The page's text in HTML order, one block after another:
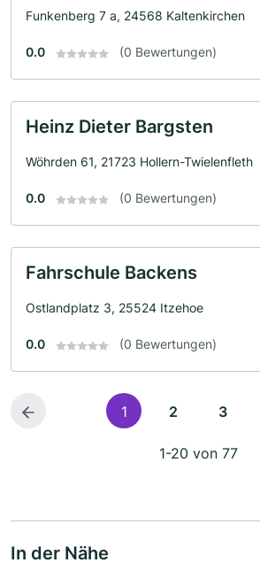
Funkenberg 7 a, 24568 Kaltenkirchen
0.0 (0 Bewertungen)
Heinz Dieter Bargsten
Wöhrden 61, 21723 Hollern-Twielenfleth
0.0 (0 Bewertungen)
Fahrschule Backens
Ostlandplatz 3, 25524 Itzehoe
0.0 (0 Bewertungen)
1 2 3
1-20 von 77
In der Nähe